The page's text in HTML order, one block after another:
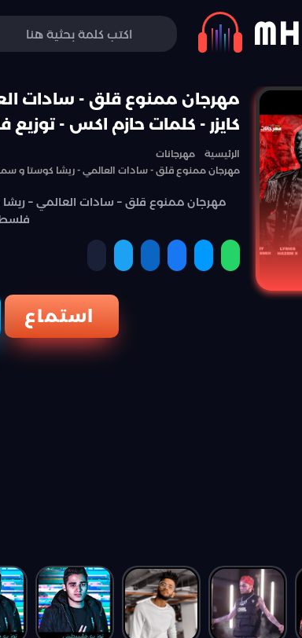
مهرجان ممنوع قلق - سادات
كايزر - كلمات حازم اكس -
الرئيسية
مهرجانات
مهرجان ممنوع قلق - سادات العالمي - ريشا كوستا و
مهرجان ممنوع قلق – سادات العالمي – ريشا
استماع